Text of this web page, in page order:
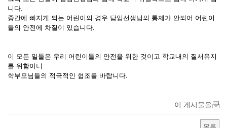
니다.
중간에 빠지게 되는 어린이의 경우 담임선생님의 통제가 안되어 어린이
들의 안전에 차질이 있습니다.
이 모든 일들은 우리 어린이들의 안전을 위한 것이고 학교내의 질서유지
를 위함이니
학부모님들의 적극적인 협조를 바랍니다.
이 게시물을